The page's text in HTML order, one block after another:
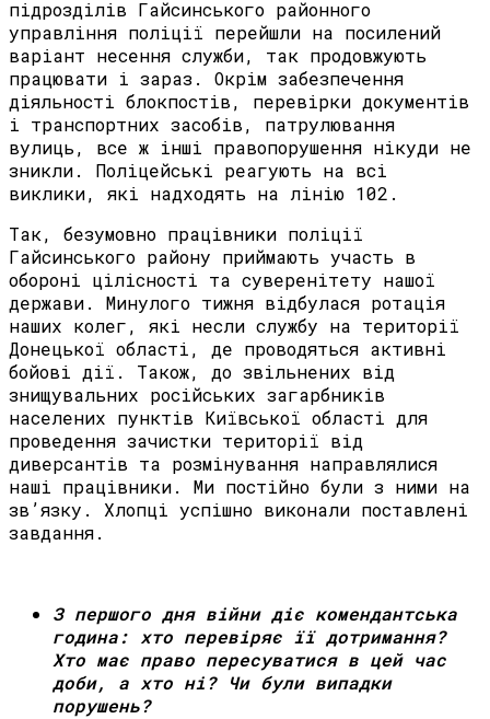
підрозділів Гайсинського районного
управління поліції перейшли на посилений
варіант несення служби, так продовжують
працювати і зараз. Окрім забезпечення
діяльності блокпостів, перевірки документів
і транспортних засобів, патрулювання
вулиць, все ж інші правопорушення нікуди не
зникли. Поліцейські реагують на всі
виклики, які надходять на лінію 102.
Так, безумовно працівники поліції
Гайсинського району приймають участь в
обороні цілісності та суверенітету нашої
держави. Минулого тижня відбулася ротація
наших колег, які несли службу на території
Донецької області, де проводяться активні
бойові дії. Також, до звільнених від
знищувальних російських загарбників
населених пунктів Київської області для
проведення зачистки території від
диверсантів та розмінування направлялися
наші працівники. Ми постійно були з ними на
зв’язку. Хлопці успішно виконали поставлені
завдання.
З першого дня війни діє комендантська
година: хто перевіряє її дотримання?
Хто має право пересуватися в цей час
доби, а хто ні? Чи були випадки
порушень?